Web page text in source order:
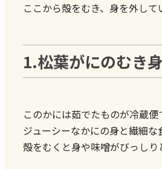
ここから殻をむき、身を外して
1.松葉がにのむき身
このかには茹でたものが冷蔵
ジューシーなかにの身と繊細な
殻をむくと身や味噌がびっしり